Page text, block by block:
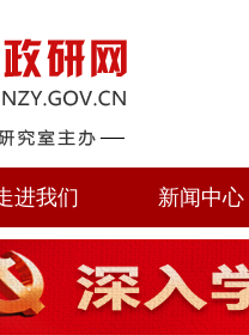
进我们 新闻中心